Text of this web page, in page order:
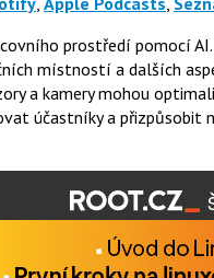
prostředí pomocí
místností a dalších
a kamery mohou
účastníky a přizpůsobit